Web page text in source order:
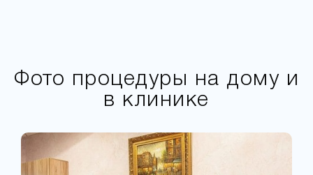
Фото процедуры на дому и
в клинике